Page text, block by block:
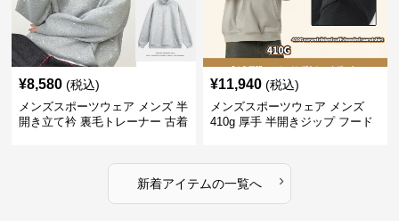
¥8,580 (税込)
メンズスポーツウェア メンズ 半
開き立て衿 裏毛トレーナー 古着
¥11,940 (税込)
メンズスポーツウェア メンズ
410g 厚手 半開きジップ フード
新着アイテムの一覧へ ›